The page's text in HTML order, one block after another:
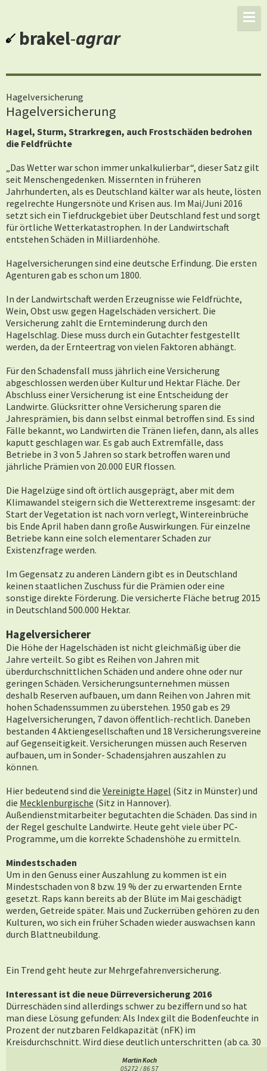
brakel-agrar
Hagelversicherung
Hagelversicherung
Hagel, Sturm, Strarkregen, auch Frostschäden bedrohen
die Feldfrüchte
„Das Wetter war schon immer unkalkulierbar“, dieser Satz gilt
seit Menschengedenken. Missernten in früheren
Jahrhunderten, als es Deutschland kälter war als heute, lösten
regelrechte Hungersnöte und Krisen aus. Im Mai/Juni 2016
setzt sich ein Tiefdruckgebiet über Deutschland fest und sorgt
für örtliche Wetterkatastrophen. In der Landwirtschaft
entstehen Schäden in Milliardenhöhe.
Hagelversicherungen sind eine deutsche Erfindung. Die ersten
Agenturen gab es schon um 1800.
In der Landwirtschaft werden Erzeugnisse wie Feldfrüchte,
Wein, Obst usw. gegen Hagelschäden versichert. Die
Versicherung zahlt die Ernteminderung durch den
Hagelschlag. Diese muss durch ein Gutachter festgestellt
werden, da der Ernteertrag von vielen Faktoren abhängt.
Für den Schadensfall muss jährlich eine Versicherung
abgeschlossen werden über Kultur und Hektar Fläche. Der
Abschluss einer Versicherung ist eine Entscheidung der
Landwirte. Glücksritter ohne Versicherung sparen die
Jahresprämien, bis dann selbst einmal betroffen sind. Es sind
Fälle bekannt, wo Landwirten die Tränen liefen, dann, als alles
kaputt geschlagen war. Es gab auch Extremfälle, dass
Betriebe in 3 von 5 Jahren so stark betroffen waren und
jährliche Prämien von 20.000 EUR flossen.
Die Hagelzüge sind oft örtlich ausgeprägt, aber mit dem
Klimawandel steigern sich die Wetterextreme insgesamt: der
Start der Vegetation ist nach vorn verlegt, Wintereinbrüche
bis Ende April haben dann große Auswirkungen. Für einzelne
Betriebe kann eine solch elementarer Schaden zur
Existenzfrage werden.
Im Gegensatz zu anderen Ländern gibt es in Deutschland
keinen staatlichen Zuschuss für die Prämien oder eine
sonstige direkte Förderung. Die versicherte Fläche betrug 2015
in Deutschland 500.000 Hektar.
Hagelversicherer
Die Höhe der Hagelschäden ist nicht gleichmäßig über die
Jahre verteilt. So gibt es Reihen von Jahren mit
überdurchschnittlichen Schäden und andere ohne oder nur
geringen Schäden. Versicherungsunternehmen müssen
deshalb Reserven aufbauen, um dann Reihen von Jahren mit
hohen Schadenssummen zu überstehen. 1950 gab es 29
Hagelversicherungen, 7 davon öffentlich-rechtlich. Daneben
bestanden 4 Aktiengesellschaften und 18 Versicherungsvereine
auf Gegenseitigkeit. Versicherungen müssen auch Reserven
aufbauen, um in Sonder- Schadensjahren auszahlen zu
können.
Hier bedeutend sind die Vereinigte Hagel (Sitz in Münster) und
die Mecklenburgische (Sitz in Hannover).
Außendienstmitarbeiter begutachten die Schäden. Das sind in
der Regel geschulte Landwirte. Heute geht viele über PC-
Programme, um die korrekte Schadenshöhe zu ermitteln.
Mindestschaden
Um in den Genuss einer Auszahlung zu kommen ist ein
Mindestschaden von 8 bzw. 19 % der zu erwartenden Ernte
gesetzt. Raps kann bereits ab der Blüte im Mai geschädigt
werden, Getreide später. Mais und Zuckerrüben gehören zu den
Kulturen, wo sich ein früher Schaden wieder auswachsen kann
durch Blattneubildung.
Ein Trend geht heute zur Mehrgefahrenversicherung.
Interessant ist die neue Dürreversicherung 2016
Dürreschäden sind allerdings schwer zu beziffern und so hat
man diese Lösung gefunden: Als Index gilt die Bodenfeuchte in
Prozent der nutzbaren Feldkapazität (nFK) im
Kreisdurchschnitt. Wird diese deutlich unterschritten (ab ca. 30
Frühjahr des Folgejahres, wenn alle Wetterdaten verfügbar
Martin Koch
05272 / 86 57